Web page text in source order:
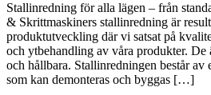
Stallinredning för alla lägen – från
& Skrittmaskiners stallinredning är
produktutveckling där vi satsat på
och ytbehandling av våra produkter. De
och hållbara. Stallinredningen består av
som kan demonteras och byggas […]